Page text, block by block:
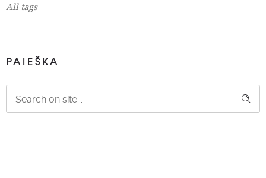
All tags
PAIEŠKA